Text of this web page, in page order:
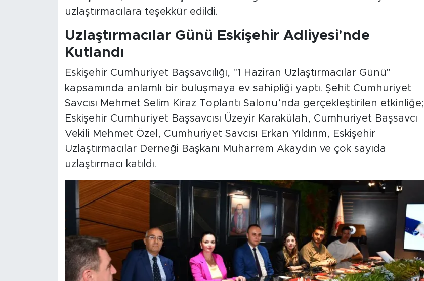
uzlaştırmacılara teşekkür edildi.
Uzlaştırmacılar Günü Eskişehir Adliyesi'nde
Kutlandı
Eskişehir Cumhuriyet Başsavcılığı, "1 Haziran Uzlaştırmacılar Günü"
kapsamında anlamlı bir buluşmaya ev sahipliği yaptı. Şehit Cumhuriyet
Savcısı Mehmet Selim Kiraz Toplantı Salonu’nda gerçekleştirilen etkinliğe;
Eskişehir Cumhuriyet Başsavcısı Üzeyir Karakülah, Cumhuriyet Başsavcı
Vekili Mehmet Özel, Cumhuriyet Savcısı Erkan Yıldırım, Eskişehir
Uzlaştırmacılar Derneği Başkanı Muharrem Akaydın ve çok sayıda
uzlaştırmacı katıldı.